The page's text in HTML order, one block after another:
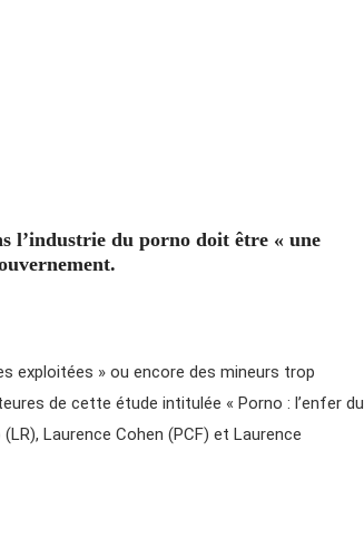
l’industrie du porno doit être « une
exploitées » ou encore des mineurs trop
de cette étude intitulée « Porno : l’enfer du
Laurence Cohen (PCF) et Laurence